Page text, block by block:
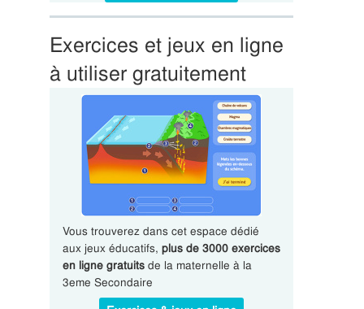
Exercices et jeux en ligne
à utiliser gratuitement
Vous trouverez dans cet espace dédié
aux jeux éducatifs, plus de 3000 exercices
en ligne gratuitsde la maternelle à la
3eme Secondaire